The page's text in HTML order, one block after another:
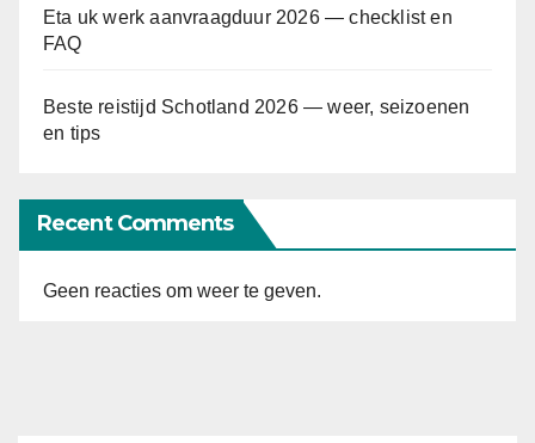
Eta uk werk aanvraagduur 2026 — checklist en
FAQ
Beste reistijd Schotland 2026 — weer, seizoenen
en tips
Recent Comments
Geen reacties om weer te geven.